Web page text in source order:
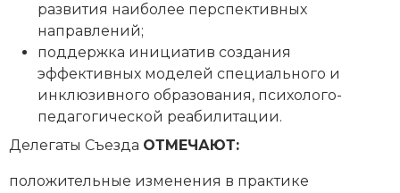
развития наиболее перспективных
направлений;
поддержка инициатив создания
эффективных моделей специального и
инклюзивного образования, психолого-
педагогической реабилитации.
Делегаты Съезда ОТМЕЧАЮТ:
положительные изменения в практике